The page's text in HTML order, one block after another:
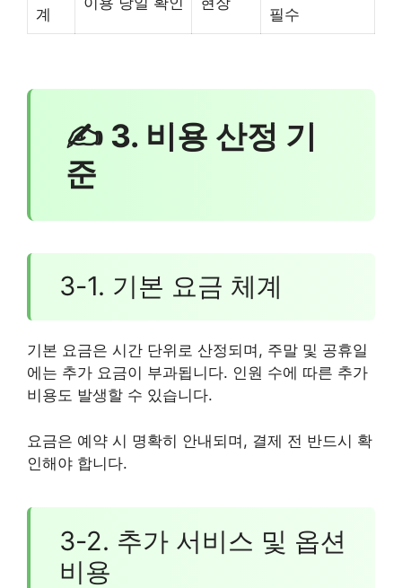
계
필수
✍ 3. 비용 산정 기
준
3-1. 기본 요금 체계
기본 요금은 시간 단위로 산정되며, 주말 및 공휴일
에는 추가 요금이 부과됩니다. 인원 수에 따른 추가
비용도 발생할 수 있습니다.
요금은 예약 시 명확히 안내되며, 결제 전 반드시 확
인해야 합니다.
3-2. 추가 서비스 및 옵션
비용